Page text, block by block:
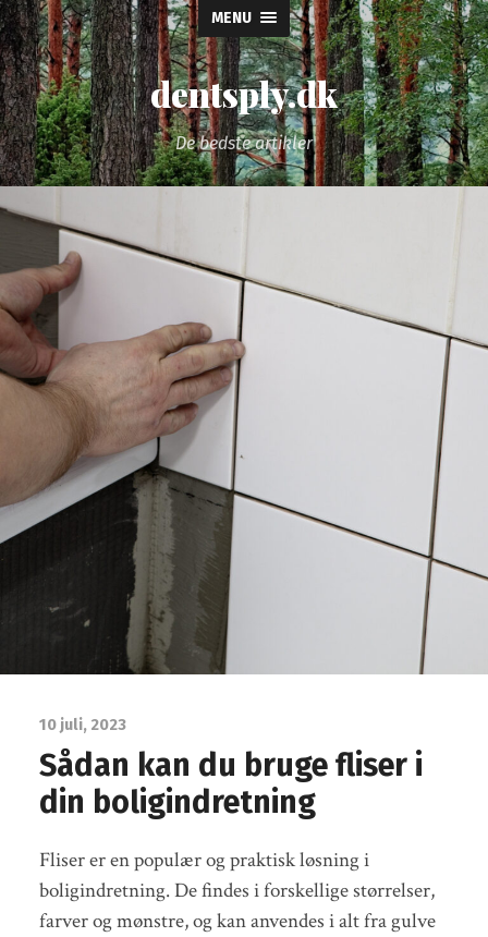
MENU
dentsply.dk
De bedste artikler
10 juli, 2023
Sådan kan du bruge fliser i
din boligindretning
Fliser er en populær og praktisk løsning i
boligindretning. De findes i forskellige størrelser,
farver og mønstre, og kan anvendes i alt fra gulve